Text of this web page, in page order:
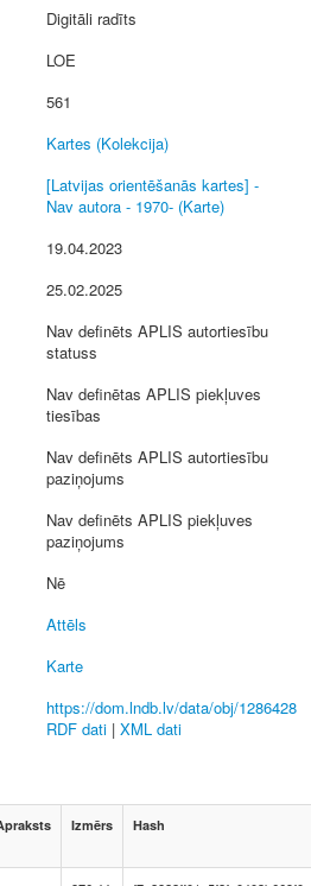
Digitāli radīts
LOE
561
Kartes (Kolekcija)
[Latvijas orientēšanās kartes] -
Nav autora - 1970- (Karte)
19.04.2023
25.02.2025
Nav definēts APLIS autortiesību
statuss
Nav definētas APLIS piekļuves
tiesības
Nav definēts APLIS autortiesību
paziņojums
Nav definēts APLIS piekļuves
paziņojums
Nē
Attēls
Karte
https://dom.lndb.lv/data/obj/1286428
RDF dati | XML dati
Izmērs Hash